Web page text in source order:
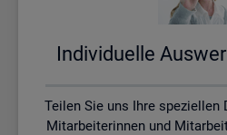
In­di­vi­du­el­le
Teilen Sie uns Ihre speziellen
Mitarbeiterinnen und